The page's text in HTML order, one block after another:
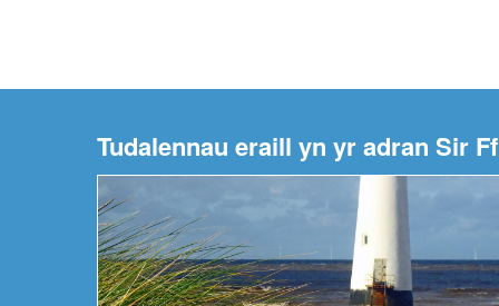
Tudalennau eraill yn yr adran Sir